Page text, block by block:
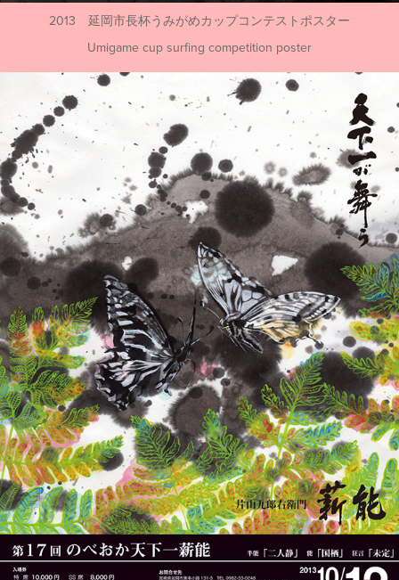
2013 延岡市長杯うみがめカップコンテストポスター
Umigame cup surfing competition poster